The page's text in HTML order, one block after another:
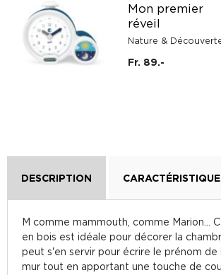
Mon premier
réveil
Nature &
Fr. 89.-
DESCRIPTION
M comme mammouth, comme Marion...
en bois est idéale pour décorer la
peut s'en servir pour écrire le prénom de
mur tout en apportant une touche de